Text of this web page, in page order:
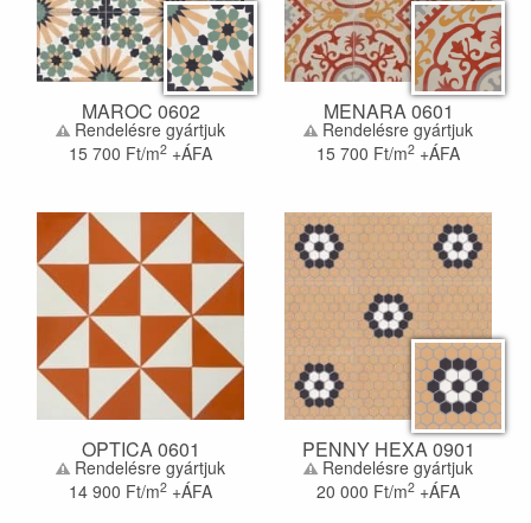
MAROC 0602
Rendelésre gyártjuk
15 700 Ft/m2 +ÁFA
MENARA 0601
Rendelésre gyártjuk
15 700 Ft/m2 +ÁFA
OPTICA 0601
Rendelésre gyártjuk
14 900 Ft/m2 +ÁFA
PENNY HEXA 0901
Rendelésre gyártjuk
20 000 Ft/m2 +ÁFA